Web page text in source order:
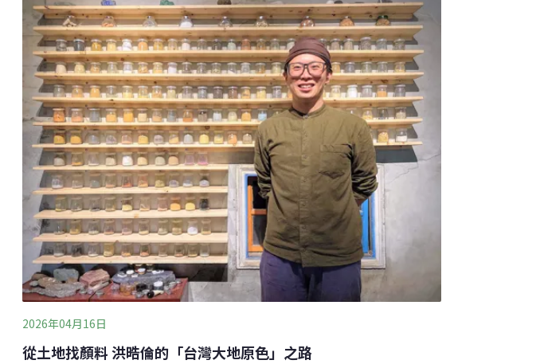
張恩滿、李瓊蝶、梁廷毓、段沐與王秀茹等八位藝術家，透過錄像、繪
畫、AI生成影像、行為藝術、研究型創作、裝置與田野調查等形式，重新
探問都市原住民與土地、生態、歷史、神話與靈性的關係。這不只是一次
原民藝術展覽，更像是一場關於「人在高度都市化世界中，如何重新尋找
靈魂座標」的提問。桃園作為「都市原
2026年04月16日
從土地找顏料 洪晧倫的「台灣大地原色」之路